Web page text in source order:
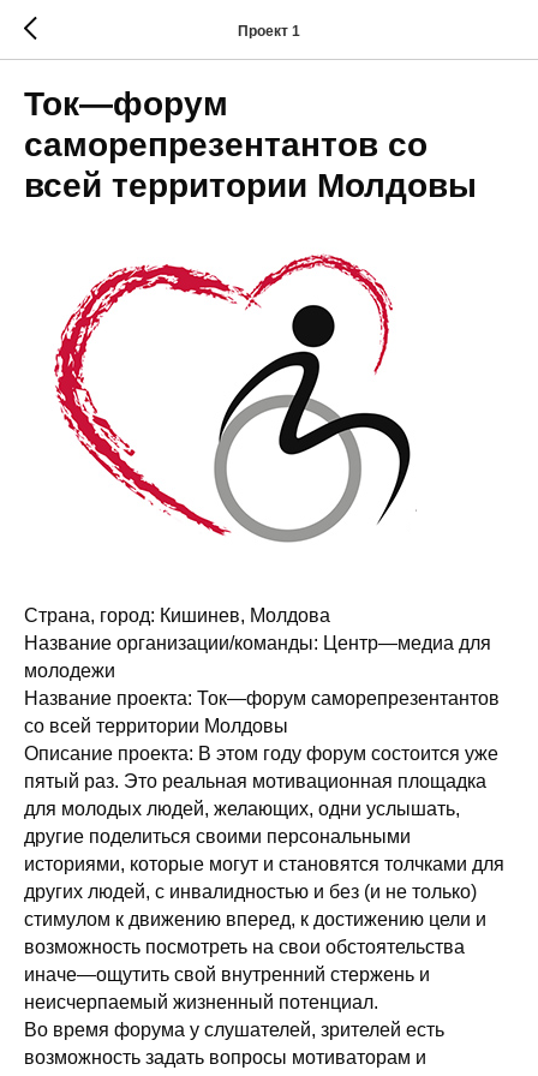
Проект 1
Ток—форум
саморепрезентантов со
всей территории Молдовы
Страна, город: Кишинев, Молдова
Название организации/команды: Центр—медиа для
молодежи
Название проекта: Ток—форум саморепрезентантов
со всей территории Молдовы
Описание проекта: В этом году форум состоится уже
пятый раз. Это реальная мотивационная площадка
для молодых людей, желающих, одни услышать,
другие поделиться своими персональными
историями, которые могут и становятся толчками для
других людей, с инвалидностью и без (и не только)
стимулом к движению вперед, к достижению цели и
возможность посмотреть на свои обстоятельства
иначе—ощутить свой внутренний стержень и
неисчерпаемый жизненный потенциал.
Во время форума у слушателей, зрителей есть
возможность задать вопросы мотиваторам и